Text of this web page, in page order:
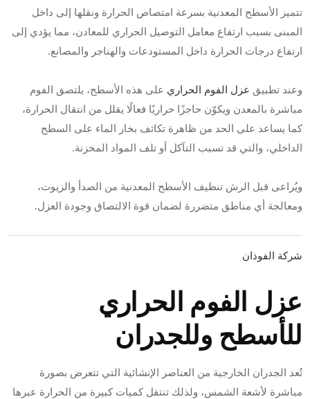
تتميز الأسطح المعدنية بسرعة امتصاص الحرارة ونقلها إلى داخل
المبنى بسبب ارتفاع معامل التوصيل الحراري للمعادن، مما يؤدي إلى
ارتفاع درجات الحرارة داخل المستودعات والهناجر والمصانع.
وعند تطبيق عزل الفوم الحراري على هذه الأسطح، يلتصق الفوم
مباشرة بالمعدن ويكوّن حاجزًا حراريًا فعالًا يقلل من انتقال الحرارة،
كما يساعد على الحد من ظاهرة تكاثف بخار الماء على السطح
الداخلي، والتي قد تسبب التآكل أو تلف المواد المخزنة.
ويُراعى قبل الرش تنظيف الأسطح المعدنية من الصدأ والزيوت،
ومعالجة أي مناطق متضررة لضمان قوة الالتصاق وجودة العزل.
شركة الفوذان
عزل الفوم الحراري
للأسطح وللجدران
تُعد الجدران الخارجية من العناصر الإنشائية التي تتعرض بصورة
مباشرة لأشعة الشمس، ولذلك تنتقل كميات كبيرة من الحرارة عبرها